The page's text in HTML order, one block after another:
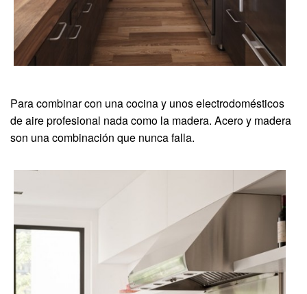
Para combinar con una cocina y unos electrodomésticos
de aire profesional nada como la madera. Acero y madera
son una combinación que nunca falla.